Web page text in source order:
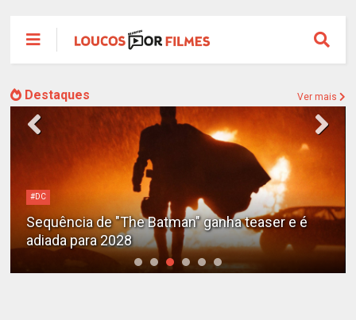
Destaques Ver mais
#DC
Sequência de "The Batman" ganha teaser e é
adiada para 2028